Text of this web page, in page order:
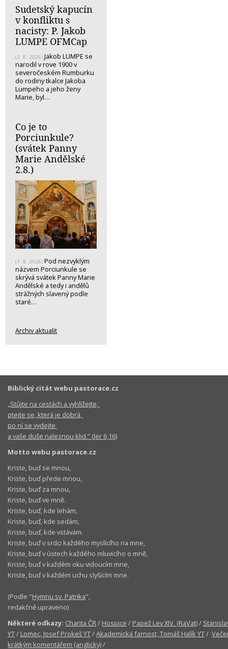
Sudetský kapucín
v konfliktu s
nacisty: P. Jakob
LUMPE OFMCap
(2. 8. 2026) Jakob LUMPE se
narodil v rove 1900 v
severočeském Rumburku
do rodiny tkalce Jakoba
Lumpeho a jeho ženy
Marie, byl…
Co je to
Porciunkule?
(svátek Panny
Marie Andělské
2.8.)
(1. 8. 2026) Pod nezvyklým
názvem Porciunkule se
skrývá svátek Panny Marie
Andělské a tedy i andělů
strážných slavený podle
staré…
Archiv aktualit
Biblický citát webu pastorace.cz
„Stůjte na cestách a vyhlížejte,
ptejte se, která je dobrá,
po ní se vydejte
a vaše duše naleznou klid.“ (Jer 6,16)
Motto webu pastorace.cz
Kriste, buď se mnou,
Kriste, buď přede mnou,
Kriste, buď za mnou,
Kriste, buď ve mně.
Kriste, buď, kde lehám,
Kriste, buď, kde sedám,
Kriste, buď, kde vstávám.
Kriste, buď v srdci každého myslícího na mne,
Kriste, buď v ústech každého mluvicího o mně,
Kriste, buď v každém oku vidoucím mne,
Kriste, buď v každém uchu slyšícím mne.
(Podle "Hymnu sv. Patrika",
redakčně upraveno)
Některé odkazy: Charita ČR/ Hospice / Papež Lev XIV. (RaVat)/
YT/ Lomec, Josef Prokeš YT/Akademická farnost, Tomáš Halík YT/
krátkým komentářem (anglicky)/